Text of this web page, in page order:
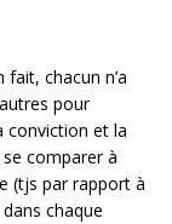
chacun n’a
pour
conviction et la
comparer à
(tjs par rapport à
chaque